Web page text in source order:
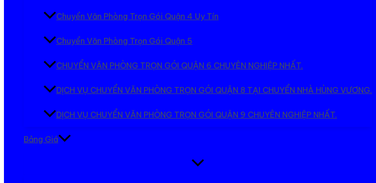
Chuyển Văn Phòng Trọn Gói Quận 4 Uy Tín
Chuyển Văn Phòng Trọn Gói Quận 5
CHUYỂN VĂN PHÒNG TRỌN GÓI QUẬN 6 CHUYÊN NGHIỆP NHẤT.
DỊCH VỤ CHUYỂN VĂN PHÒNG TRỌN GÓI QUẬN 8 TẠI CHUYỂN NHÀ HÙNG VƯƠNG.
DỊCH VỤ CHUYỂN VĂN PHÒNG TRỌN GÓI QUẬN 9 CHUYÊN NGHIỆP NHẤT.
Bảng Giá
Bật/tắt